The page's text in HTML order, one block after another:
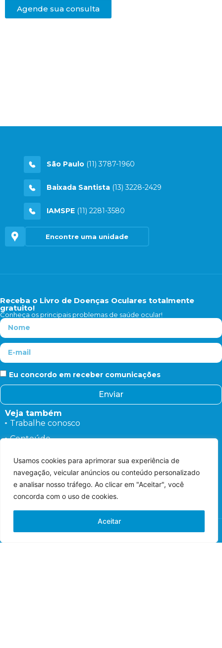
Usamos cookies para aprimorar sua experiência de
navegação, veicular anúncios ou conteúdo personalizado
e analisar nosso tráfego. Ao clicar em "Aceitar", você
concorda com o uso de cookies.
Aceitar
Agende sua consulta
São Paulo (11) 3787-1960
Baixada Santista (13) 3228-2429
IAMSPE (11) 2281-3580
Encontre uma unidade
Receba o Livro de Doenças Oculares totalmente
gratuito!
Conheça os principais problemas de saúde ocular!
Eu concordo em receber comunicações
Enviar
Veja também
Trabalhe conosco
Conteúdo
Fale conosco
Orientações ao Paciente